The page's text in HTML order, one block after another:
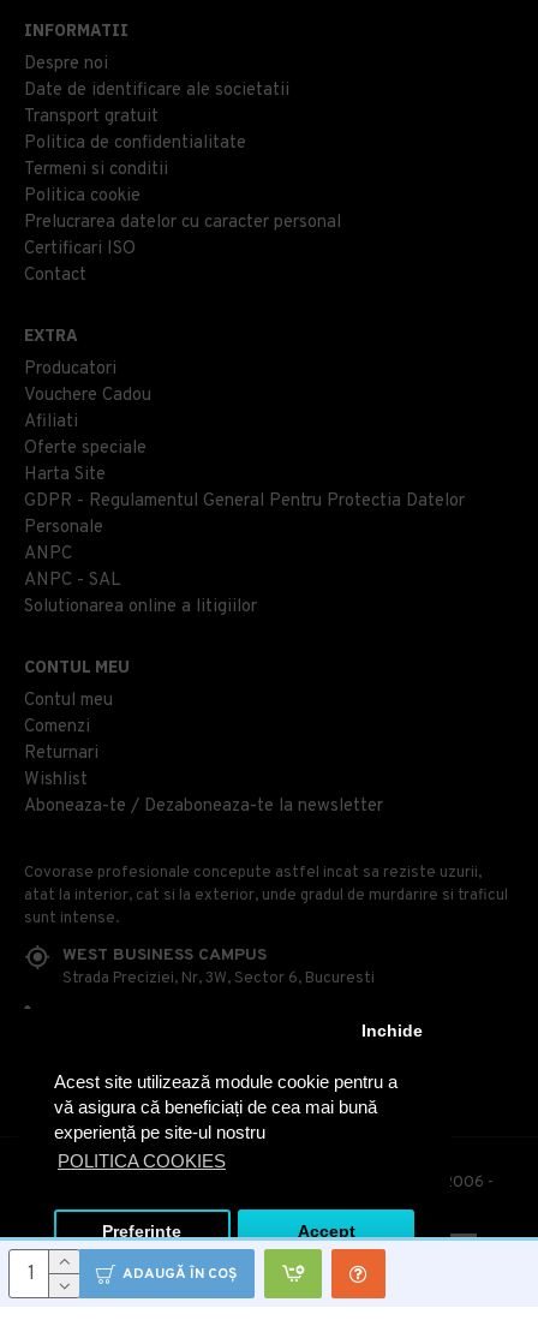
Acest site utilizează module cookie pentru a
vă asigura că beneficiați de cea mai bună
experiență pe site-ul nostru
POLITICA COOKIES
Inchide
Preferinte Accept
ADAUGĂ ÎN COŞ
INFORMATII
Despre noi
Date de identificare ale societatii
Transport gratuit
Politica de confidentialitate
Termeni si conditii
Politica cookie
Prelucrarea datelor cu caracter personal
Certificari ISO
Contact
EXTRA
Producatori
Vouchere Cadou
Afiliati
Oferte speciale
Harta Site
GDPR - Regulamentul General Pentru Protectia Datelor
Personale
ANPC
ANPC - SAL
Solutionarea online a litigiilor
CONTUL MEU
Contul meu
Comenzi
Returnari
Wishlist
Aboneaza-te / Dezaboneaza-te la newsletter
Covorase profesionale concepute astfel incat sa reziste uzurii,
atat la interior, cat si la exterior, unde gradul de murdarire si traficul
sunt intense.
WEST BUSINESS CAMPUS
Strada Preciziei, Nr, 3W, Sector 6, Bucuresti
OFFICE@COVOARE-PROFESIONALE.RO
© Covoare Profesionale - Toate drepturile rezervate. 2006 -